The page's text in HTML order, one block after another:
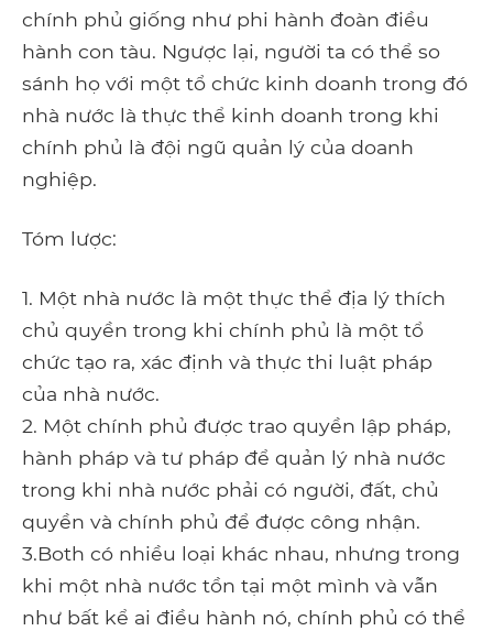
chính phủ giống như phi hành đoàn điều
hành con tàu. Ngược lại, người ta có thể so
sánh họ với một tổ chức kinh doanh trong đó
nhà nước là thực thể kinh doanh trong khi
chính phủ là đội ngũ quản lý của doanh
nghiệp.
Tóm lược:
1. Một nhà nước là một thực thể địa lý thích
chủ quyền trong khi chính phủ là một tổ
chức tạo ra, xác định và thực thi luật pháp
của nhà nước.
2. Một chính phủ được trao quyền lập pháp,
hành pháp và tư pháp để quản lý nhà nước
trong khi nhà nước phải có người, đất, chủ
quyền và chính phủ để được công nhận.
3.Both có nhiều loại khác nhau, nhưng trong
khi một nhà nước tồn tại một mình và vẫn
như bất kể ai điều hành nó, chính phủ có thể